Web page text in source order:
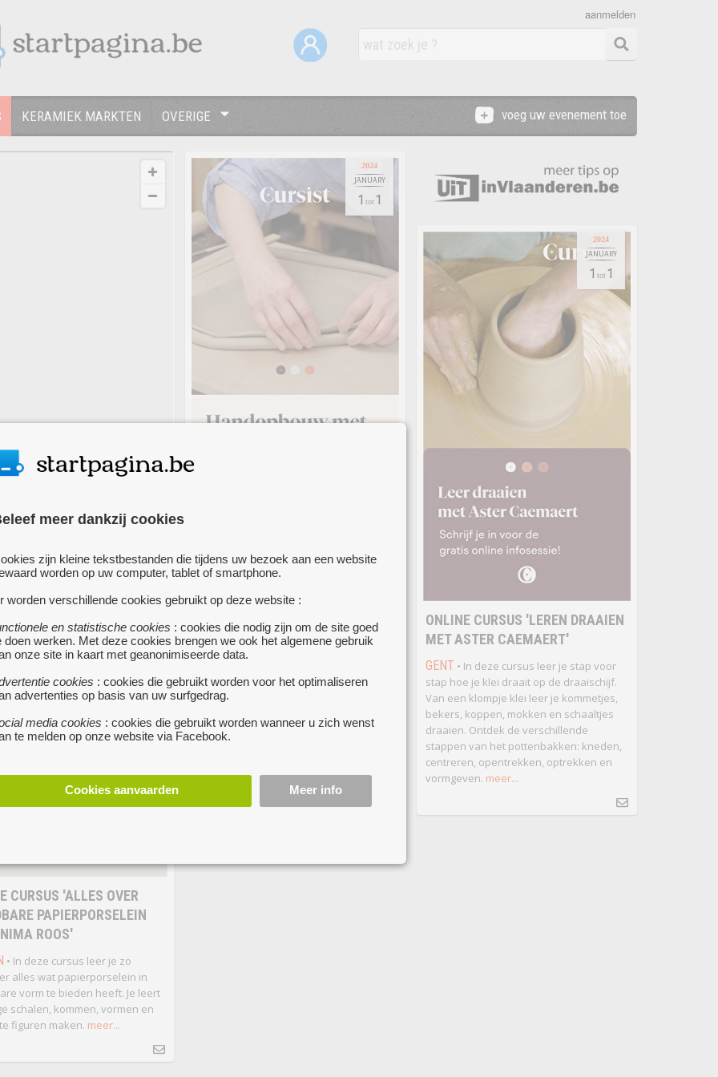
meer dankzij cookies
zijn kleine tekstbestanden die tijdens uw bezoek aan een website
worden op uw computer, tablet of smartphone.
worden verschillende cookies gebruikt op deze website :
en statistische cookies : cookies die nodig zijn om de site goed
doen werken. Met deze cookies brengen we ook het algemene gebruik
onze site in kaart met geanonimiseerde data.
cookies : cookies die gebruikt worden voor het optimaliseren
advertenties op basis van uw surfgedrag.
media cookies : cookies die gebruikt worden wanneer u zich wenst
te melden op onze website via Facebook.
Cookies aanvaarden Meer info
aanmelden
voeg uw evenement toe
OVERIGE
KERAMIEK MARKTEN
2024
JANUARY
1 tot 1
MET KLEIPLATEN MET KATHLEEN
BESSEMANS'
ANTWERPEN
Kathleen Bessemans leer je hoe je
allerlei vormen maakt in handopbouw
met kleiplaten en drukmallen. Je leert de
beste methode om klei uit te rollen, hoe
sjablonen kunnen helpen, hoe je
delen aan elkaar monteert.meer...
2024
JANUARY
1 tot 1
ONLINE CURSUS 'LEREN DRAAIEN
MET ASTER CAEMAERT'
GENT • In deze cursus leer je stap voor
stap hoe je klei draait op de draaischijf.
Van een klompje klei leer je kommetjes,
bekers, koppen, mokken en schaaltjes
draaien. Ontdek de verschillende
stappen van het pottenbakken: kneden,
centreren, opentrekken, optrekken en
vormgeven. meer...
2024
JANUARY
CURSUS 'ALLES OVER
PAPIERPORSELEIN
ROOS'
• In deze cursus leer je zo
alles wat papierporselein in
vorm te bieden heeft. Je leert
schalen, kommen, vormen en
figuren maken. meer...